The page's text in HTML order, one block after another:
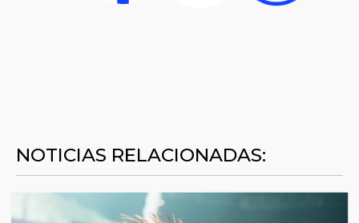
NOTICIAS RELACIONADAS: